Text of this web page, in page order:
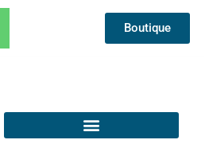
Boutique